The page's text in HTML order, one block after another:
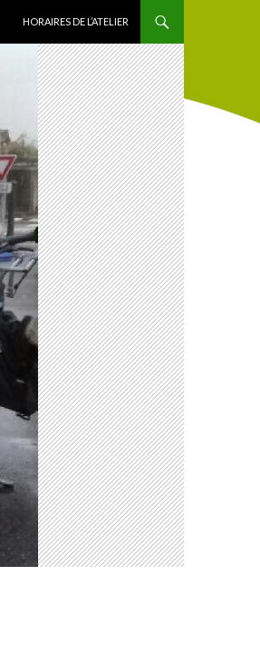
HORAIRES DE L’ATELIER